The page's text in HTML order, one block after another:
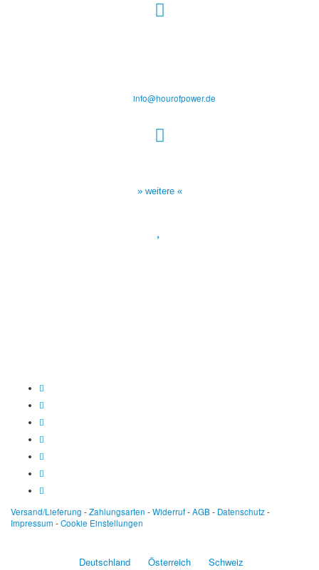
info@hourofpower.de
» weitere «
Versand/Lieferung -Zahlungsarten -Widerruf-AGB- Datenschutz-
Impressum -Cookie Einstellungen
Deutschland Österreich Schweiz